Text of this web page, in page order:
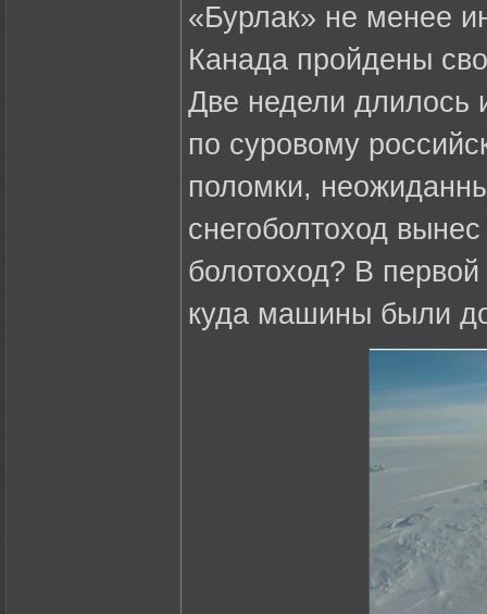
«Бурлак» не менее
Канада пройдены
Две недели длилось
по суровому
поломки,
снегоболтоход
болотоход? В
куда машины были